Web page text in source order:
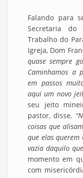
Falando para
Secretaria do
Trabalho do
Igreja, Dom
quase sempre
Caminhamos a
em passos
aqui um novo
seu jeito
pastor, disse.
coisas que
que elas querem
vazia daquilo
momento em
com